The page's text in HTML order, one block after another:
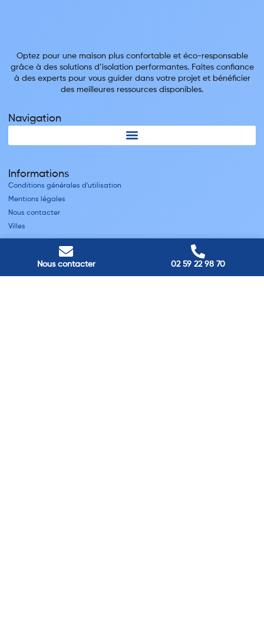
Nous contacter 02 59 22 98 70
Optez pour une maison plus confortable et éco-responsable
grâce à des solutions d’isolation performantes. Faites confiance
à des experts pour vous guider dans votre projet et bénéficier
des meilleures ressources disponibles.
Navigation
Informations
Conditions générales d'utilisation
Mentions légales
Nous contacter
Villes
Nos adresses
Louviers